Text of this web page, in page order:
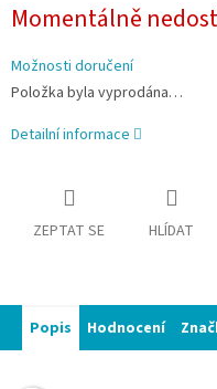
cena:
Momentálně
Možnosti doručení
Položka byla vyprodána…
Detailní informace
ZEPTAT SE HLÍDAT
Popis Hodnocení